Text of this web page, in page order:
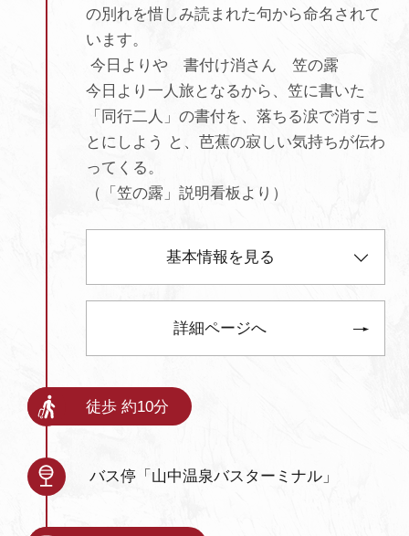
の別れを惜しみ読まれた句から命名されて
います。
今日よりや 書付け消さん 笠の露
今日より一人旅となるから、笠に書いた
「同行二人」の書付を、落ちる涙で消すこ
とにしよう と、芭蕉の寂しい気持ちが伝わ
ってくる。
（「笠の露」説明看板より）
基本情報を見る
詳細ページへ
徒歩 約10分
バス停「山中温泉バスターミナル」